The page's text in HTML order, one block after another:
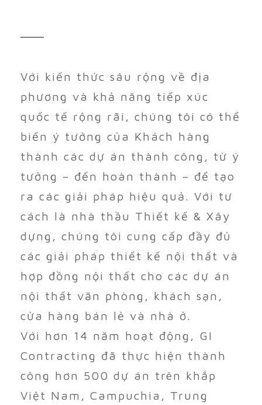
Với kiến thức sâu rộng về địa
phương và khả năng tiếp xúc
quốc tế rộng rãi, chúng tôi có thể
biến ý tưởng của Khách hàng
thành các dự án thành công, từ ý
tưởng – đến hoàn thành – để tạo
ra các giải pháp hiệu quả. Với tư
cách là nhà thầu Thiết kế & Xây
dựng, chúng tôi cung cấp đầy đủ
các giải pháp thiết kế nội thất và
hợp đồng nội thất cho các dự án
nội thất văn phòng, khách sạn,
cửa hàng bán lẻ và nhà ở.
Với hơn 14 năm hoạt động, GI
Contracting đã thực hiện thành
công hơn 500 dự án trên khắp
Việt Nam, Campuchia, Trung